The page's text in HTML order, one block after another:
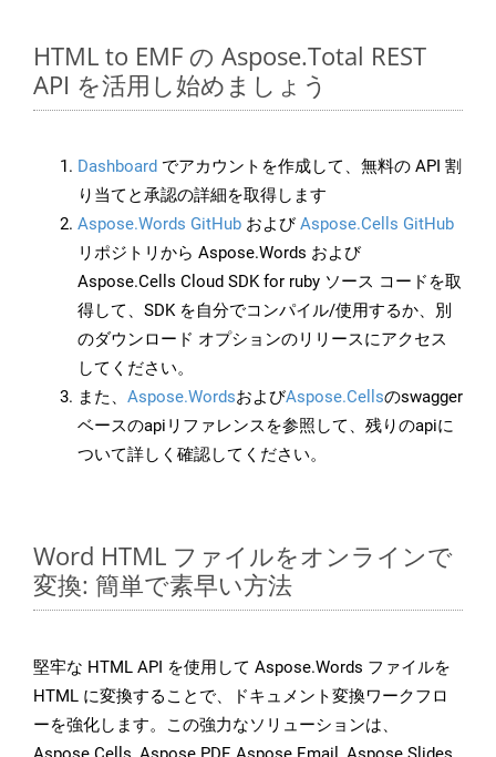
HTML to EMF の Aspose.Total REST
API を活用し始めましょう
Dashboard でアカウントを作成して、無料の API 割
り当てと承認の詳細を取得します
Aspose.Words GitHub およびAspose.Cells GitHub
リポジトリから Aspose.Words および
Aspose.Cells Cloud SDK for ruby ソース コードを取
得して、SDK を自分でコンパイル/使用するか、別
のダウンロード オプションのリリースにアクセス
してください。
また、 Aspose.WordsおよびAspose.Cellsのswagger
ベースのapiリファレンスを参照して、残りのapiに
ついて詳しく確認してください。
Word HTML ファイルをオンラインで
変換: 簡単で素早い方法
堅牢な HTML API を使用して Aspose.Words ファイルを
HTML に変換することで、ドキュメント変換ワークフロ
ーを強化します。この強力なソリューションは、